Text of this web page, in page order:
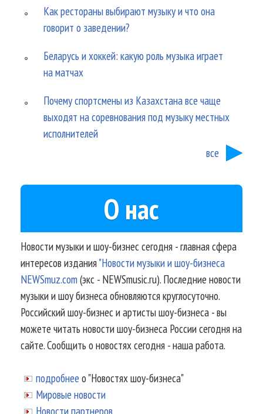
Как рестораны выбирают музыку и что она
говорит о заведении?
Беларусь и хоккей: какую роль музыка играет
на матчах
Почему спортсмены из Казахстана все чаще
выходят на соревнования под музыку местных
исполнителей
все
О нас
Новости музыки и шоу-бизнес сегодня - главная сфера
интересов издания"Новости музыки и шоу-бизнеса
NEWSmuz.com(экс - NEWSmusic.ru). Последние новости
музыки и шоу бизнеса обновляются круглосуточно.
Российский шоу-бизнес и артисты шоу-бизнеса - вы
можете читать новости шоу-бизнеса России сегодня на
сайте. Сообщить о новостях сегодня - наша работа.
подробнее о "Новостях шоу-бизнеса"
Мировые новости
Новости партнеров